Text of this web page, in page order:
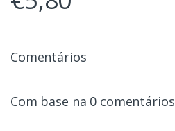
Comentários
Com base na 0 comentários